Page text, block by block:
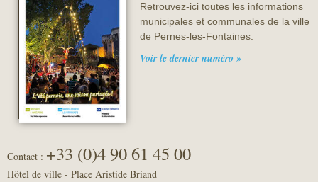
Retrouvez-ici toutes les informations
municipales et communales de la ville
de Pernes-les-Fontaines.
Voir le dernier numéro »
Contact : +33 (0)4 90 61 45 00
Hôtel de ville - Place Aristide Briand